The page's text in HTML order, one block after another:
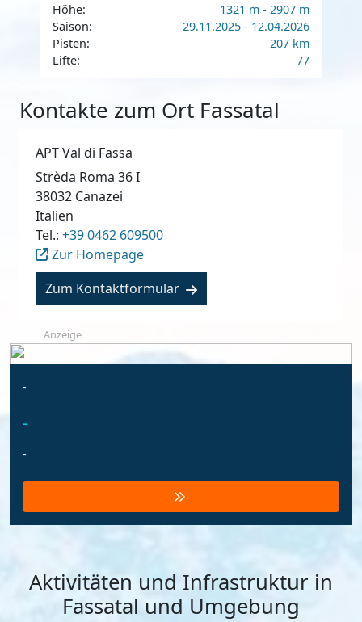
Höhe:
1321 m - 2907 m
Saison:
29.11.2025 - 12.04.2026
Pisten:
207 km
Lifte:
77
Kontakte zum Ort Fassatal
APT Val di Fassa
Strèda Roma 36 I
38032 Canazei
Italien
Tel.: +39 0462 609500
Zur Homepage
Zum Kontaktformular
Anzeige
-
-
-
-
Aktivitäten und Infrastruktur in
Fassatal und Umgebung